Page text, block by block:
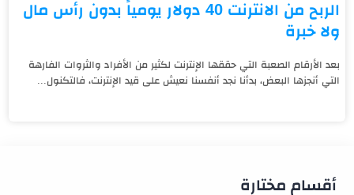
الربح من الانترنت 40 دولار يومياً بدون رأس مال
ولا خبرة
بعد الأرقام الصعبة التي حققها الإنترنت لكثير من الأفراد والثروات الفارهة
التي أنجزها البعض، بدأنا نجد أنفسنا نعيش على قيد الإنترنت، فالتكنول...
أقسام مختارة